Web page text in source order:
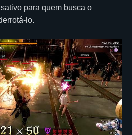
para quem busca o
lo.